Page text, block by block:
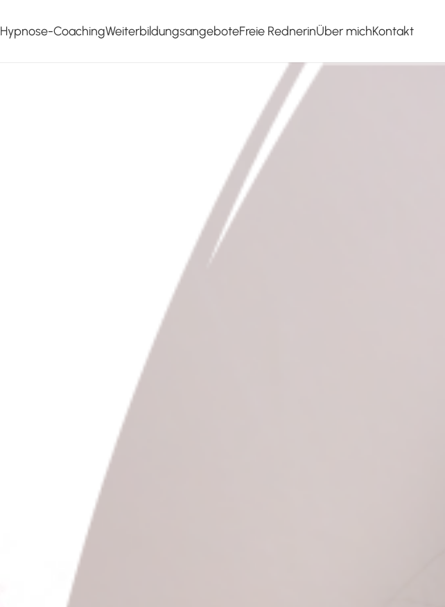
Hypnose-CoachingWeiterbildungsangeboteFreie RednerinÜber michKontakt